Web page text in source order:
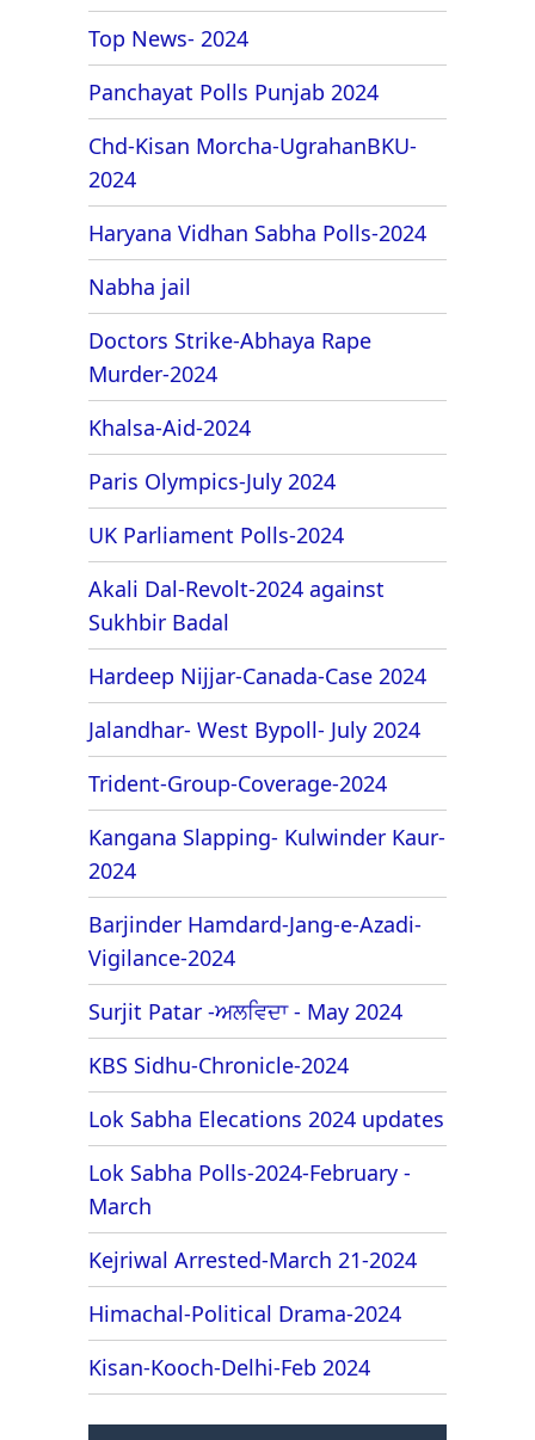
Top News- 2024
Panchayat Polls Punjab 2024
Chd-Kisan Morcha-UgrahanBKU-
2024
Haryana Vidhan Sabha Polls-2024
Nabha jail
Doctors Strike-Abhaya Rape
Murder-2024
Khalsa-Aid-2024
Paris Olympics-July 2024
UK Parliament Polls-2024
Akali Dal-Revolt-2024 against
Sukhbir Badal
Hardeep Nijjar-Canada-Case 2024
Jalandhar- West Bypoll- July 2024
Trident-Group-Coverage-2024
Kangana Slapping- Kulwinder Kaur-
2024
Barjinder Hamdard-Jang-e-Azadi-
Vigilance-2024
Surjit Patar -ਅਲਵਿਦਾ - May 2024
KBS Sidhu-Chronicle-2024
Lok Sabha Elecations 2024 updates
Lok Sabha Polls-2024-February -
March
Kejriwal Arrested-March 21-2024
Himachal-Political Drama-2024
Kisan-Kooch-Delhi-Feb 2024